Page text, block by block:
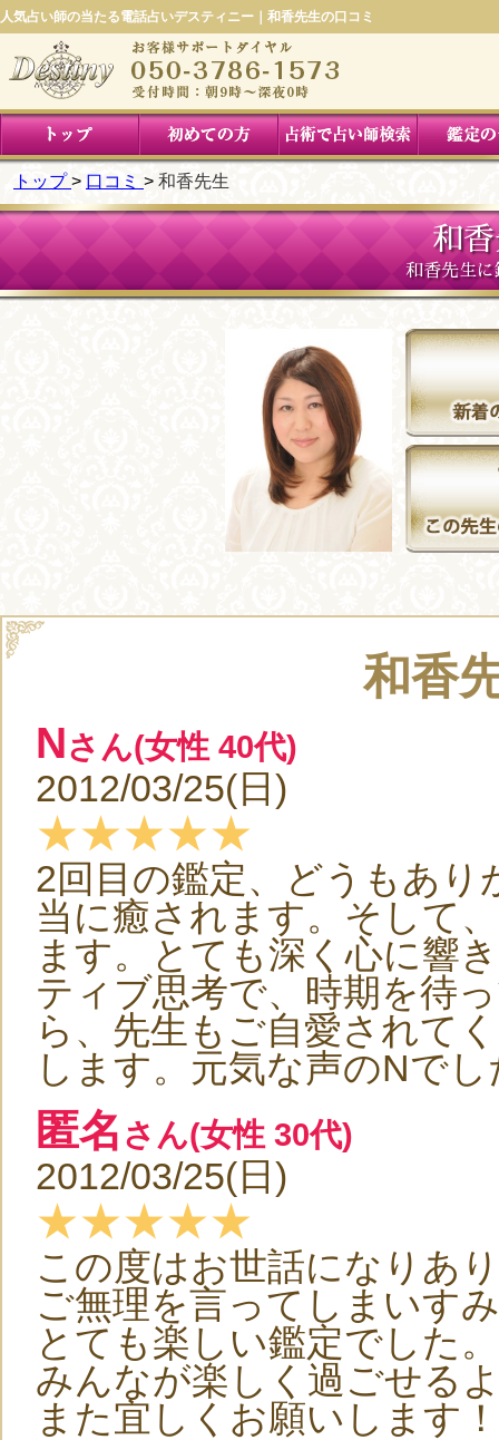
人気占い師の当たる電話占いデスティニー｜和香先生の口コミ
トップ 口コミ 和香先生
和
和香先生
和香
Nさん(女性 40代)
2012/03/25(日)
★★★★★
2回目の鑑定、どうもあ
当に癒されます。そして
ます。とても深く心に響
ティブ思考で、時期を待
ら、先生もご自愛されて
します。元気な声のNでし
匿名 さん(女性 30代)
2012/03/25(日)
★★★★★
この度はお世話になりあ
ご無理を言ってしまいす
とても楽しい鑑定でした
みんなが楽しく過ごせる
また宜しくお願いします！